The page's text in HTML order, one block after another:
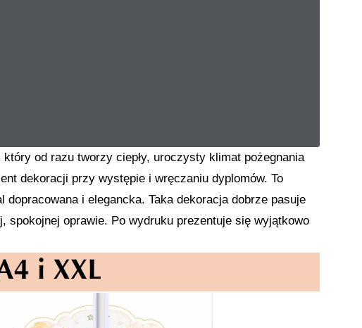
od razu tworzy ciepły, uroczysty klimat pożegnania
dekoracji przy występie i wręczaniu dyplomów. To
i elegancka. Taka dekoracja dobrze pasuje
oprawie. Po wydruku prezentuje się wyjątkowo